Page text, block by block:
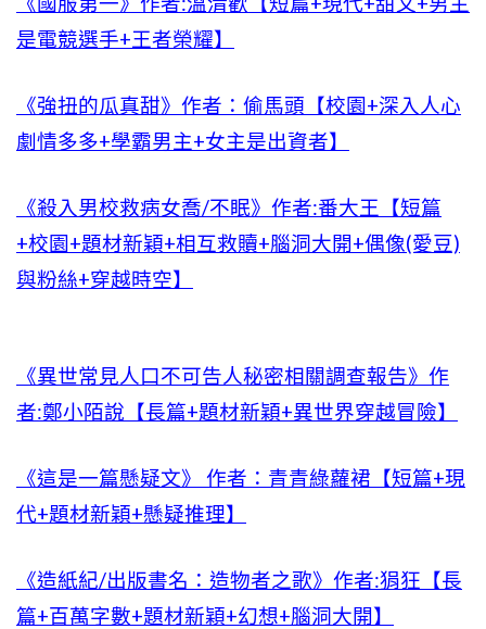
是電競選手+王者榮耀】
《強扭的瓜真甜》作者：偷馬頭【校園+深入人心
劇情多多+學霸男主+女主是出資者】
《殺入男校救病女喬/不眠》作者:番大王【短篇
+校園+題材新穎+相互救贖+腦洞大開+偶像(愛豆)
與粉絲+穿越時空】
《異世常見人口不可告人秘密相關調查報告》作
者:鄭小陌說【長篇+題材新穎+異世界穿越冒險】
《這是一篇懸疑文》 作者：青青綠蘿裙【短篇+現
代+題材新穎+懸疑推理】
《造紙紀/出版書名：造物者之歌》作者:狷狂【長
篇+百萬字數+題材新穎+幻想+腦洞大開】